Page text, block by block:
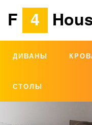
F 4
ДИВАНЫ
СТОЛЫ